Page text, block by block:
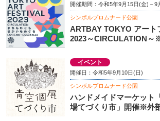
開催期間：令和5年9月15日(金)－9
シンボルプロムナード公園
ARTBAY TOKYO アート
2023～CIRCULATION～
イベント
開催日：令和5年9月10日(日)
シンボルプロムナード公園
ハンドメイドマーケッ
場てづくり市」開催※外